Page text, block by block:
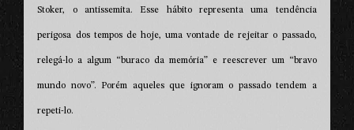
Stoker, o antissemita. Esse hábito representa uma tendência
perigosa dos tempos de hoje, uma vontade de rejeitar o passado,
relegá-lo a algum “buraco da memória” e reescrever um “bravo
mundo novo”. Porém aqueles que ignoram o passado tendem a
repeti-lo.